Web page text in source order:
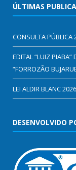
ÚLTIMAS
CONSULTA PÚBLICA
EDITAL “LUIZ PIABA”
“FORROZÃO
LEI ALDIR BLANC 2026
DESENVOLVIDO